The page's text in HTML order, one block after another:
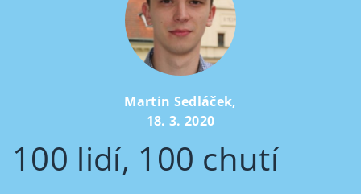
Martin Sedláček,
18. 3. 2020
100 lidí, 100 chutí